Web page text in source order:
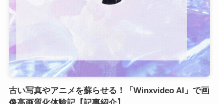
古い写真やアニメを蘇らせる！「Winxvideo AI」で画